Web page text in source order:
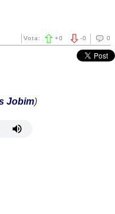
0
-0
Vota: +0
Jobim)